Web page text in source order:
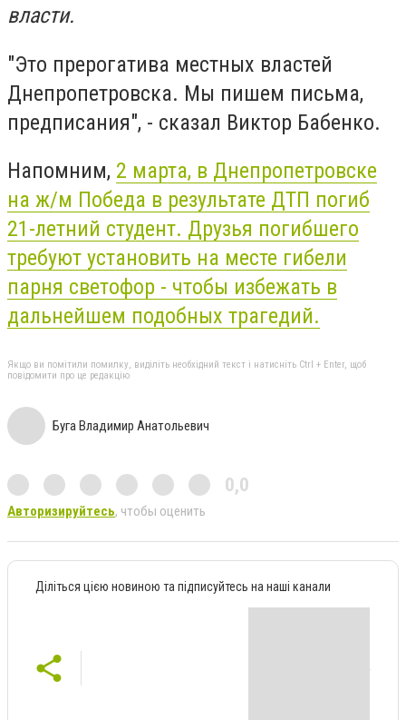
власти.
"Это прерогатива местных властей
Днепропетровска. Мы пишем письма,
предписания", - сказал Виктор Бабенко.
Напомним, 2 марта, в Днепропетровске
на ж/м Победа в результате ДТП погиб
21-летний студент. Друзья погибшего
требуют установить на месте гибели
парня светофор - чтобы избежать в
дальнейшем подобных трагедий.
Якщо ви помітили помилку, виділіть необхідний текст і натисніть Ctrl + Enter, щоб
повідомити про це редакцію
Буга Владимир Анатольевич
0,0
Авторизируйтесь, чтобы оценить
Діліться цією новиною та підписуйтесь на наші канали